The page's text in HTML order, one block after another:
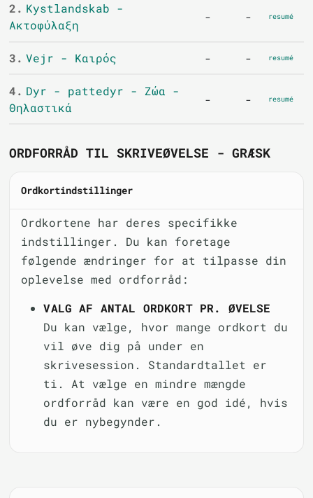
2. Kystlandskab -
Ακτοφύλαξη
- - resumé
3. Vejr - Καιρός - - resumé
4. Dyr - pattedyr - Ζώα -
Θηλαστικά
- - resumé
ORDFORRÅD TIL SKRIVEØVELSE - GRÆSK
Ordkortindstillinger
Ordkortene har deres specifikke
indstillinger. Du kan foretage
følgende ændringer for at tilpasse din
oplevelse med ordforråd:
VALG AF ANTAL ORDKORT PR. ØVELSE
Du kan vælge, hvor mange ordkort du
vil øve dig på under en
skrivesession. Standardtallet er
ti. At vælge en mindre mængde
ordforråd kan være en god idé, hvis
du er nybegynder.